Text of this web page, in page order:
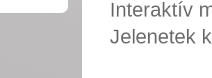
Interaktív
Jelenetek